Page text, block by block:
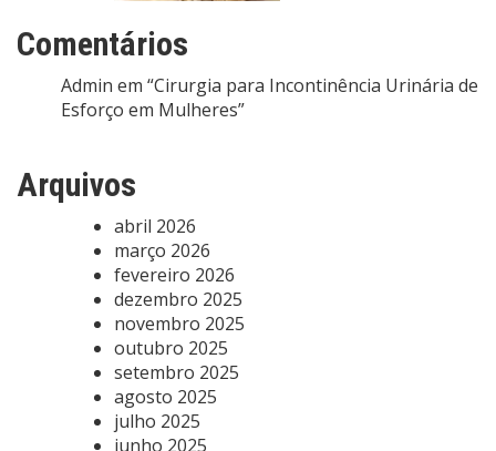
Comentários
Admin em “Cirurgia para Incontinência Urinária de
Esforço em Mulheres”
Arquivos
abril 2026
março 2026
fevereiro 2026
dezembro 2025
novembro 2025
outubro 2025
setembro 2025
agosto 2025
julho 2025
junho 2025